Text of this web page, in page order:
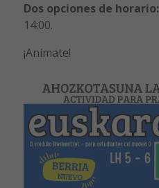
Dos opciones de horario:
14:00.
¡Anímate!